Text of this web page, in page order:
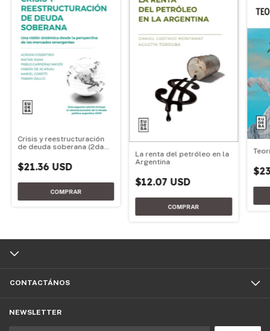
Crisis y reestructuración
de deuda soberana (2da
$21.36 USD
La renta del petróleo en la
Argentina
$12.07 USD
CONTACTÁNOS
NEWSLETTER